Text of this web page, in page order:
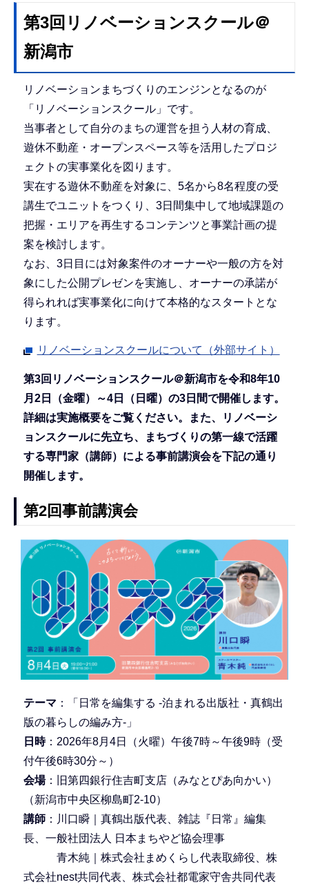
第3回リノベーションスクール＠
新潟市
リノベーションまちづくりのエンジンとなるのが
「リノベーションスクール」です。
当事者として自分のまちの運営を担う人材の育成、
遊休不動産・オープンスペース等を活用したプロジ
ェクトの実事業化を図ります。
実在する遊休不動産を対象に、5名から8名程度の受
講生でユニットをつくり、3日間集中して地域課題の
把握・エリアを再生するコンテンツと事業計画の提
案を検討します。
なお、3日目には対象案件のオーナーや一般の方を対
象にした公開プレゼンを実施し、オーナーの承諾が
得られれば実事業化に向けて本格的なスタートとな
ります。
リノベーションスクールについて（外部サイト）
第3回リノベーションスクール＠新潟市を令和8年10
月2日（金曜）～4日（日曜）の3日間で開催します。
詳細は実施概要をご覧ください。また、リノベーシ
ョンスクールに先立ち、まちづくりの第一線で活躍
する専門家（講師）による事前講演会を下記の通り
開催します。
第2回事前講演会
テーマ ：「日常を編集する -泊まれる出版社・真鶴出
版の暮らしの編み方-」
日時：2026年8月4日（火曜）午後7時～午後9時（受
付午後6時30分～）
会場：旧第四銀行住吉町支店（みなとぴあ向かい）
（新潟市中央区柳島町2-10）
講師：川口瞬｜真鶴出版代表、雑誌『日常』編集
長、一般社団法人 日本まちやど協会理事
青木純｜株式会社まめくらし代表取締役、株
式会社nest共同代表、株式会社都電家守舎共同代表